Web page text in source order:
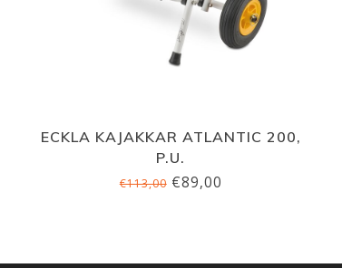
ECKLA KAJAKKAR ATLANTIC 200,
P.U.
€113,00€89,00